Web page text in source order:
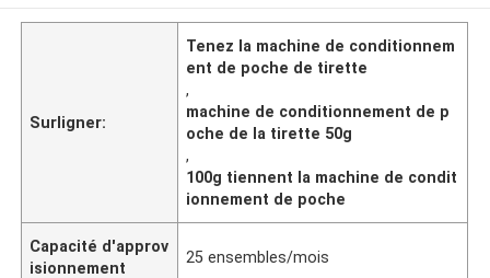
Surligner:
Tenez la machine de conditionnem
ent de poche de tirette
,
machine de conditionnement de p
oche de la tirette 50g
,
100g tiennent la machine de condit
ionnement de poche
Capacité d'approv
isionnement
25 ensembles/mois